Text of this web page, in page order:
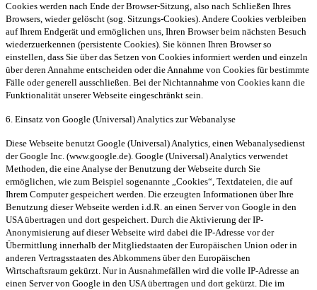
Cookies werden nach Ende der Browser-Sitzung, also nach Schließen Ihres
Browsers, wieder gelöscht (sog. Sitzungs-Cookies). Andere Cookies verbleiben
auf Ihrem Endgerät und ermöglichen uns, Ihren Browser beim nächsten Besuch
wiederzuerkennen (persistente Cookies). Sie können Ihren Browser so
einstellen, dass Sie über das Setzen von Cookies informiert werden und einzeln
über deren Annahme entscheiden oder die Annahme von Cookies für bestimmte
Fälle oder generell ausschließen. Bei der Nichtannahme von Cookies kann die
Funktionalität unserer Webseite eingeschränkt sein.
6. Einsatz von Google (Universal) Analytics zur Webanalyse
Diese Webseite benutzt Google (Universal) Analytics, einen Webanalysedienst
der Google Inc. (www.google.de). Google (Universal) Analytics verwendet
Methoden, die eine Analyse der Benutzung der Webseite durch Sie
ermöglichen, wie zum Beispiel sogenannte „Cookies“, Textdateien, die auf
Ihrem Computer gespeichert werden. Die erzeugten Informationen über Ihre
Benutzung dieser Webseite werden i.d.R. an einen Server von Google in den
USA übertragen und dort gespeichert. Durch die Aktivierung der IP-
Anonymisierung auf dieser Webseite wird dabei die IP-Adresse vor der
Übermittlung innerhalb der Mitgliedstaaten der Europäischen Union oder in
anderen Vertragsstaaten des Abkommens über den Europäischen
Wirtschaftsraum gekürzt. Nur in Ausnahmefällen wird die volle IP-Adresse an
einen Server von Google in den USA übertragen und dort gekürzt. Die im